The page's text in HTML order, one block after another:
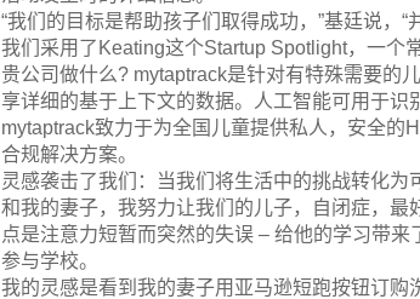
“我们的目标是帮助孩子们取得成功，”基廷说，
我们采用了Keating这个Startup Spotlight，一个
贵公司做什么? mytaptrack是针对有特殊需要的
享详细的基于上下文的数据。人工智能可用于识
mytaptrack致力于为全国儿童提供私人，安全的
合规解决方案。
灵感袭击了我们：当我们将生活中的挑战转化
和我的妻子，我努力让我们的儿子，自闭症，
点是注意力短暂而突然的失误 – 给他的学习带
参与学校。
我的灵感是看到我的妻子用亚马逊短跑按钮订